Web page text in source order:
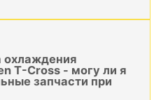
охлаждения
T-Cross - могу ли я
запчасти при